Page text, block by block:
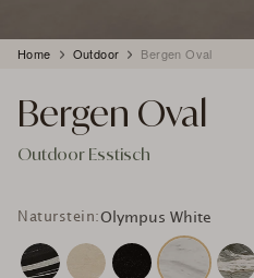
Home Outdoor Bergen Oval
Bergen Oval
Outdoor Esstisch
Naturstein:Olympus White
Produkt
Warenkorb
hinzugefügt